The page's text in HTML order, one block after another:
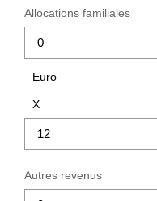
Allocations familiales
Euro
X
Autres revenus